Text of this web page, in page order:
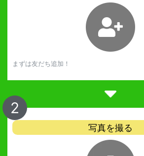
まずは友だち追加！
2
写真を撮る